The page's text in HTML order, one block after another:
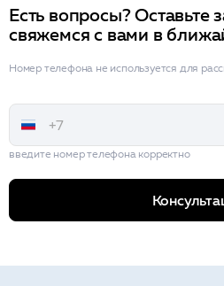
Есть вопросы? Оставьте
свяжемся с вами в
Номер телефона не используется для
введите номер телефона корректно